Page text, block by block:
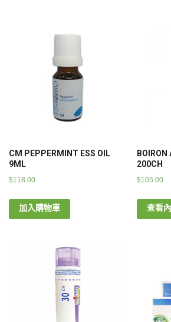
CM PEPPERMINT ESS OIL
9ML
$118.00
加入購物車
BOIRON
200CH
$105.00
查看